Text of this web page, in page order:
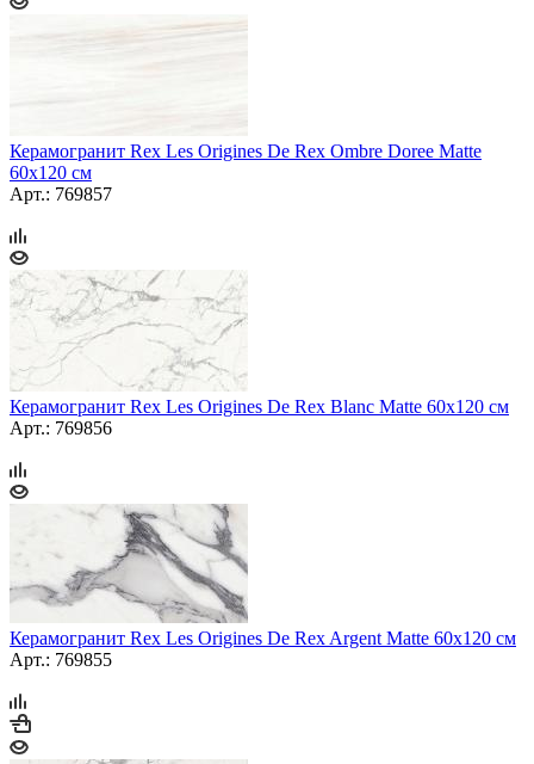
Керамогранит Rex Les Origines De Rex Ombre Doree Matte
60х120 см
Арт.: 769857
Керамогранит Rex Les Origines De Rex Blanc Matte 60х120 см
Арт.: 769856
Керамогранит Rex Les Origines De Rex Argent Matte 60х120 см
Арт.: 769855